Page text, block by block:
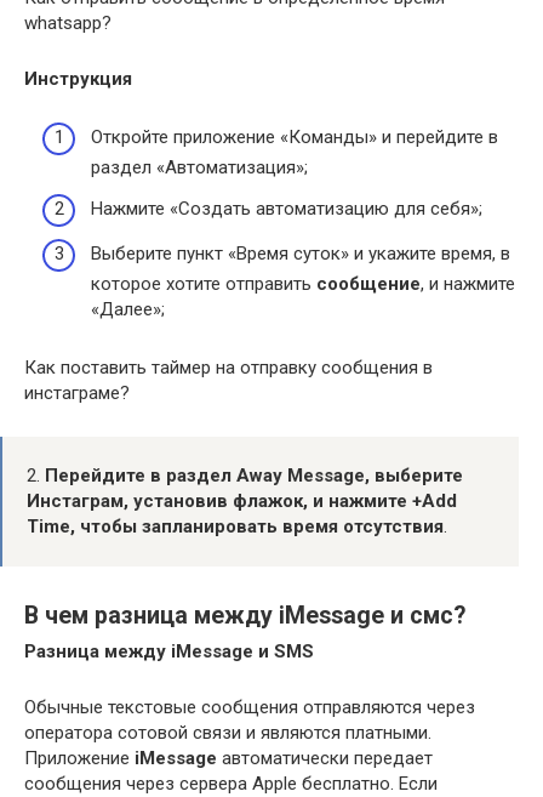
whatsapp?
Инструкция
Откройте приложение «Команды» и перейдите в
раздел «Автоматизация»;
Нажмите «Создать автоматизацию для себя»;
Выберите пункт «Время суток» и укажите время, в
которое хотите отправить сообщение, и нажмите
«Далее»;
Как поставить таймер на отправку сообщения в
инстаграме?
2. Перейдите в раздел Away Message, выберите
Инстаграм, установив флажок, и нажмите +Add
Time, чтобы запланировать время отсутствия.
В чем разница между iMessage и смс?
Разница между iMessage и SMS
Обычные текстовые сообщения отправляются через
оператора сотовой связи и являются платными.
Приложение iMessage автоматически передает
сообщения через сервера Apple бесплатно. Если